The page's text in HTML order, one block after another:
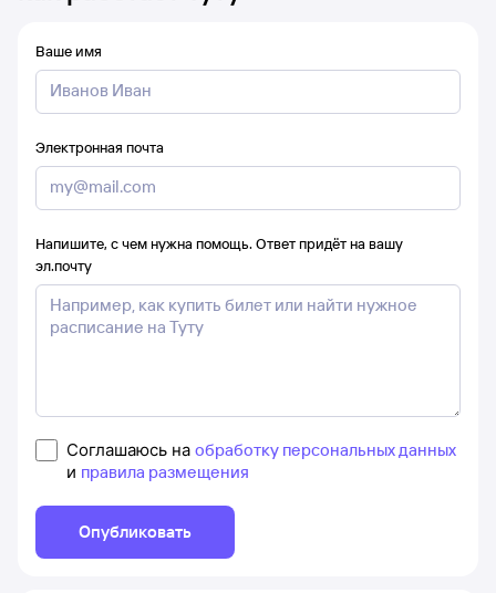
Ваше имя
Электронная почта
Напишите, с чем нужна помощь. Ответ придёт на вашу
эл.почту
Соглашаюсь на обработку персональных данных
и правила размещения
Опубликовать